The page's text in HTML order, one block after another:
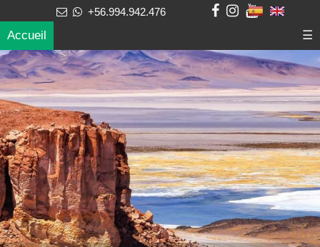
+56.994.942.476
Accueil ☰